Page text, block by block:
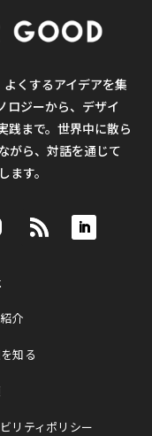
くするアイデアを集
ロジーから、デザイ
践まで。世界中に散ら
がら、対話を通じて
ます。
介
知る
リティポリシー